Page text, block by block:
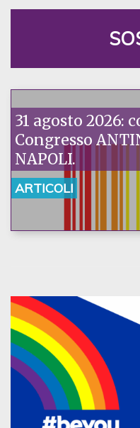
31 agosto 2026:
Congresso
NAPOLI.
ARTICOLI